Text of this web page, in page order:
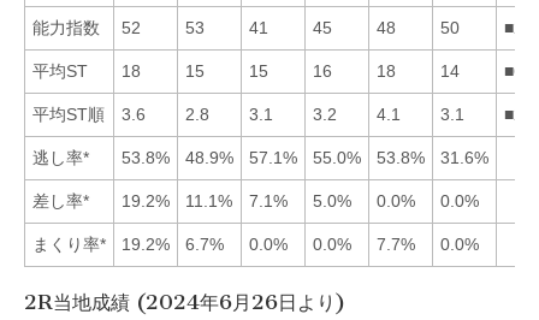
能力指数 52 53 41 45 48 50
平均ST 18 15 15 16 18 14
平均ST順 3.6 2.8 3.1 3.2 4.1 3.1
逃し率* 53.8% 48.9% 57.1% 55.0% 53.8% 31.6%
差し率* 19.2% 11.1% 7.1% 5.0% 0.0% 0.0%
まくり率* 19.2% 6.7% 0.0% 0.0% 7.7% 0.0%
2R当地成績 (2024年6月26日より)